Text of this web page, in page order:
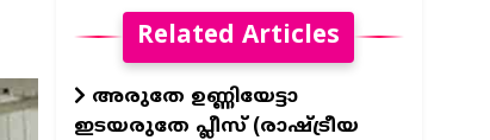
Related Articles
അരുതേ ഉണ്ണിയേട്ടാ
ഇടയരുതേ പ്ലീസ് (രാഷ്ട്രീയ